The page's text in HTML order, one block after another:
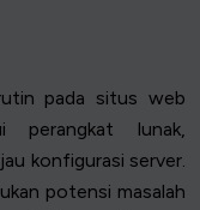
pada situs web
perangkat lunak,
konfigurasi server.
potensi masalah